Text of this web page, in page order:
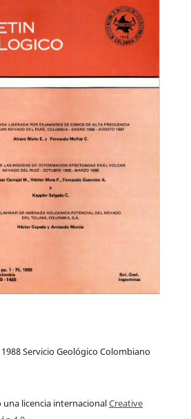
Servicio Geológico Colombiano
una licencia internacionalCreative